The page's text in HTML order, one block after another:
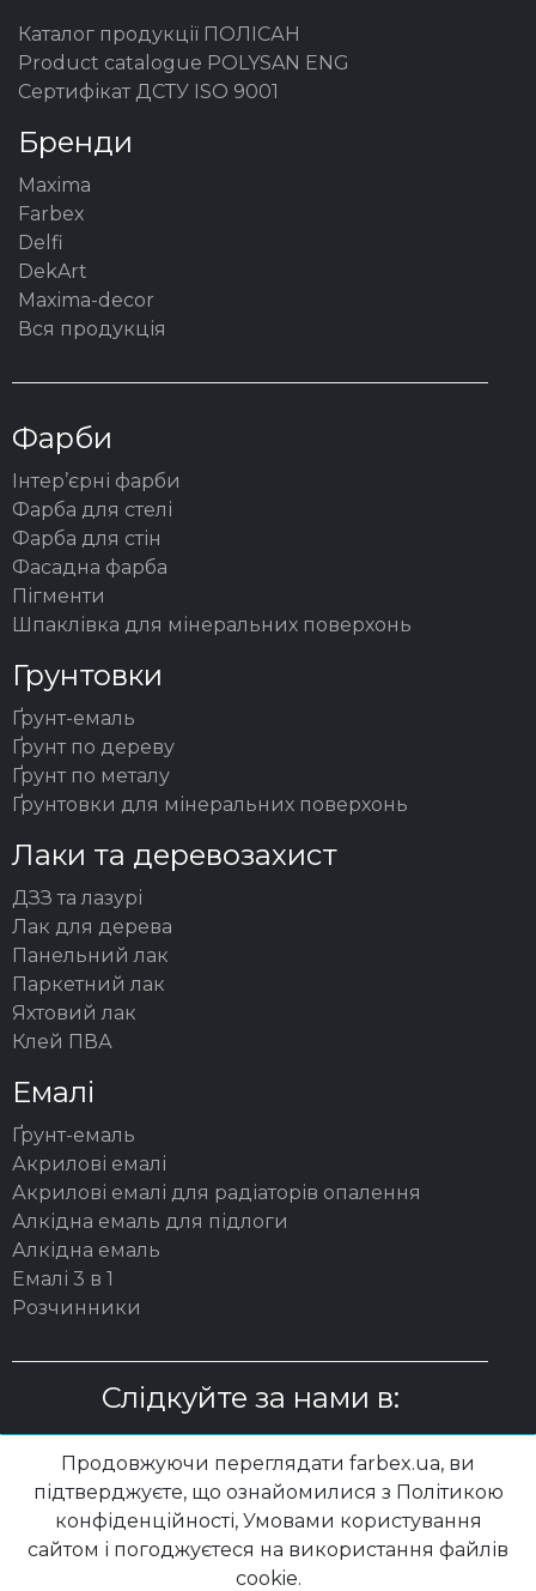
Каталог продукції ПОЛІСАН
Product catalogue POLYSAN ENG
Сертифікат ДСТУ ISO 9001
Бренди
Maxima
Farbex
Delfi
DekArt
Maxima-decor
Вся продукція
Фарби
Інтер’єрні фарби
Фарба для стелі
Фарба для стін
Фасадна фарба
Пігменти
Шпаклівка для мінеральних поверхонь
Грунтовки
Ґрунт-емаль
Ґрунт по дереву
Ґрунт по металу
Ґрунтовки для мінеральних поверхонь
Лаки та деревозахист
ДЗЗ та лазурі
Лак для дерева
Панельний лак
Паркетний лак
Яхтовий лак
Клей ПВА
Емалі
Ґрунт-емаль
Акрилові емалі
Акрилові емалі для радіаторів опалення
Алкідна емаль для підлоги
Алкідна емаль
Емалі 3 в 1
Розчинники
Слідкуйте за нами в:
© 2003 – 2026 ТОВ "ВП "ПОЛІСАН"| farbex.ua
Політика конфідеційності
Продовжуючи переглядати farbex.ua, ви
підтверджуєте, що ознайомилися з Політикою
конфіденційності, Умовами користування
сайтом і погоджуєтеся на використання файлів
cookie.